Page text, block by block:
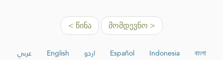
< წინა მომდევნო >
عربي English اردو Español Indonesia
বাংলা